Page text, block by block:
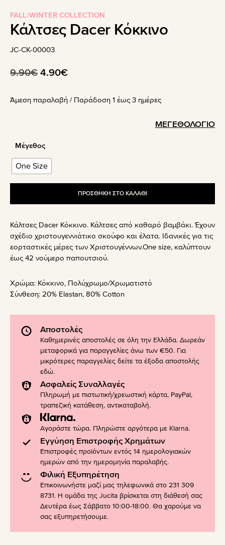
FALL/WINTER COLLECTION
Κάλτσες Dacer Κόκκινο
JC-CK-00003
9.90€ Original
was:
4.90€Η
τιμή
Άμεση παραλαβή / Παράδoση 1 έως 3 ημέρες
ΜΕΓΕΘΟΛΌΓΙΟ
Μέγεθος
One Size
ΠΡΟΣΘΉΚΗ ΣΤΟ ΚΑΛΆΘΙ
Κάλτσες Dacer Κόκκινο. Κάλτσες από καθαρό βαμβάκι. Έχουν
σχέδιο χριστουγεννιάτικο σκούφο και έλατα. Ιδανικές για τις
εορταστικές μέρες των Χριστουγέννων.One size, καλύπτουν
έως 42 νούμερο παπουτσιού.
Χρώμα: Κόκκινο, Πολύχρωμο/Χρωματιστό
Σύνθεση: 20% Elastan, 80% Cotton
Αποστολές
Καθημερινές αποστολές σε όλη την Ελλάδα. Δωρεάν
μεταφορικά για παραγγελίες άνω των €50. Για
μικρότερες παραγγελίες δείτε τα έξοδα αποστολής
εδώ.
Ασφαλείς Συναλλαγές
Πληρωμή με πιστωτική/χρεωστική κάρτα, PayPal,
τραπεζική κατάθεση, αντικαταβολή.
Αγοράστε τώρα. Πληρώστε αργότερα με Klarna.
Εγγύηση Επιστροφής Χρημάτων
Επιστροφές προϊόντων εντός 14 ημερολογιακών
ημερών από την ημερομηνία παραλαβής.
Φιλική Εξυπηρέτηση
Επικοινωνήστε μαζί μας τηλεφωνικά στο 231 309
8731. Η ομάδα της Jucita βρίσκεται στη διάθεσή σας
Δευτέρα έως Σάββατο 10:00-18:00. Θα χαρούμε να
σας εξυπηρετήσουμε.